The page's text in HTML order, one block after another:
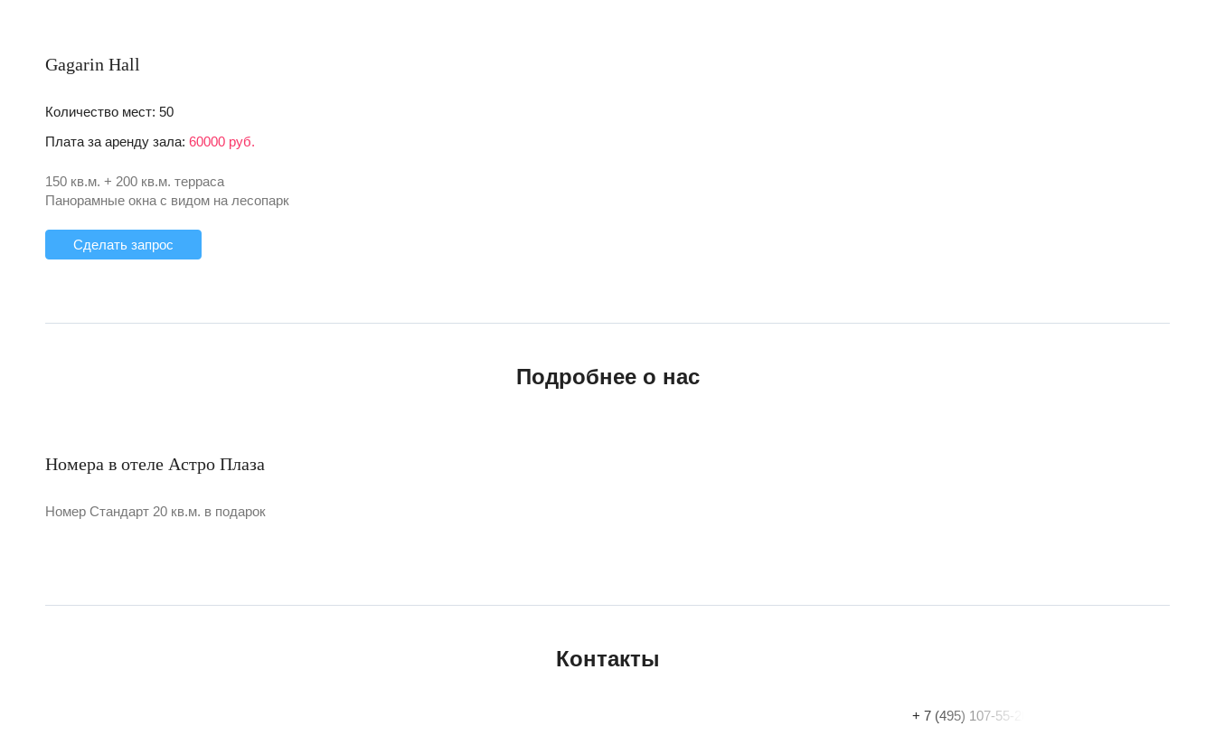
Gagarin Hall
Количество мест: 50
Плата за аренду зала: 60000 руб.
150 кв.м. + 200 кв.м. терраса
Панорамные окна с видом на лесопарк
Сделать запрос
Подробнее о нас
Номера в отеле Астро Плаза
Номер Стандарт 20 кв.м. в подарок
Контакты
+ 7 (495) 107-55-20